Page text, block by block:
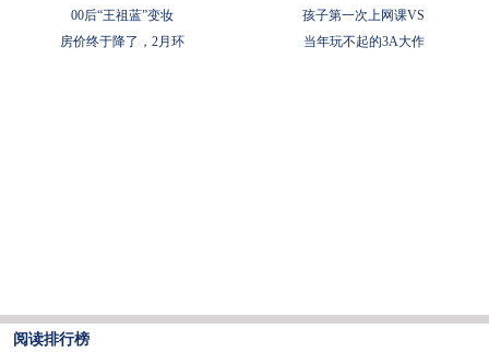
00后“王祖蓝”变妆
孩子第一次上网课VS
房价终于降了，2月环
当年玩不起的3A大作
阅读排行榜